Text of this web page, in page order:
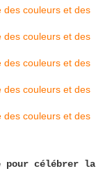
pour célébrer la